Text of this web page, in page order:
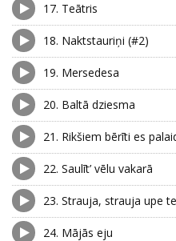
17. Teātris
18. Naktstauriņi (#2)
19. Mersedesa
20. Baltā dziesma
21. Rikšiem bērīti es
22. Saulīt’ vēlu vakarā
23. Strauja, strauja upe
24. Mājās eju